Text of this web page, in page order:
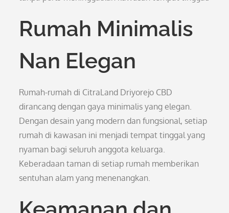
Rumah Minimalis
Nan Elegan
Rumah-rumah di CitraLand Driyorejo CBD
dirancang dengan gaya minimalis yang elegan.
Dengan desain yang modern dan fungsional, setiap
rumah di kawasan ini menjadi tempat tinggal yang
nyaman bagi seluruh anggota keluarga.
Keberadaan taman di setiap rumah memberikan
sentuhan alam yang menenangkan.